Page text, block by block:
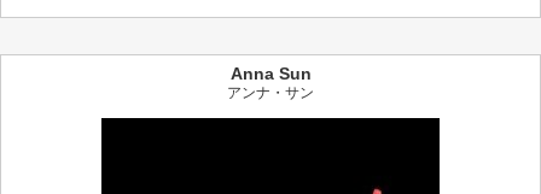
Anna Sun
アンナ・サン